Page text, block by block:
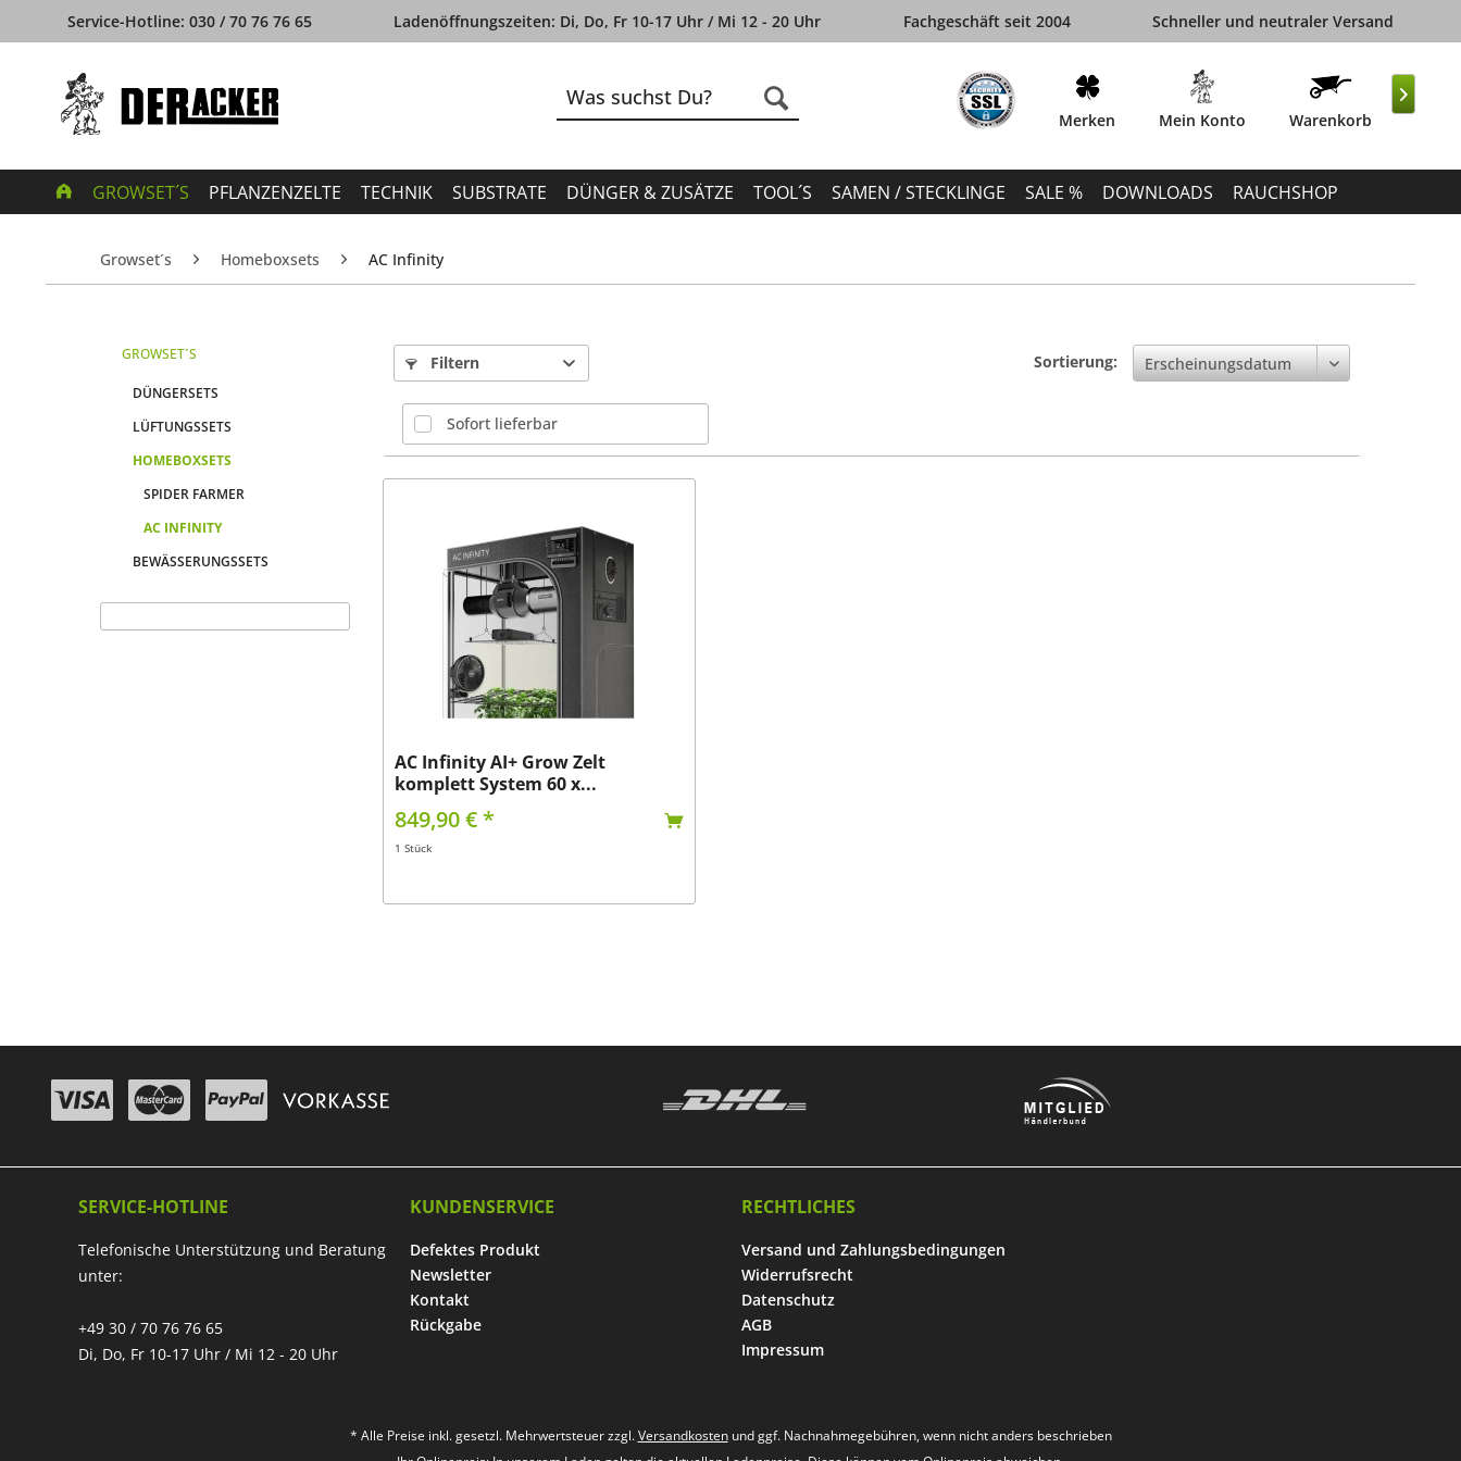
Service-Hotline: 030 / 70 76 76 65 Ladenöffnungszeiten: Di, Do, Fr 10-17 Uhr / Mi 12 - 20 Uhr Fachgeschäft seit 2004 Schneller und neutraler Versand
Merken Mein Konto Warenkorb
GROWSET´S PFLANZENZELTE TECHNIK SUBSTRATE DÜNGER & ZUSÄTZE TOOL´S SAMEN / STECKLINGE SALE % DOWNLOADS RAUCHSHOP

Growset´s Homeboxsets AC Infinity
GROWSET´S
DÜNGERSETS
LÜFTUNGSSETS
HOMEBOXSETS
SPIDER FARMER
AC INFINITY
BEWÄSSERUNGSSETS
Filtern Sortierung:
Sofort lieferbar
AC Infinity AI+ Grow Zelt
komplett System 60 x...
849,90 € *
1 Stück
SERVICE-HOTLINE
Telefonische Unterstützung und Beratung
unter:
+49 30 / 70 76 76 65
Di, Do, Fr 10-17 Uhr / Mi 12 - 20 Uhr
KUNDENSERVICE
Defektes Produkt
Newsletter
Kontakt
Rückgabe
RECHTLICHES
Versand und Zahlungsbedingungen
Widerrufsrecht
Datenschutz
AGB
Impressum
* Alle Preise inkl. gesetzl. Mehrwertsteuer zzgl.Versandkostenund ggf. Nachnahmegebühren, wenn nicht anders beschrieben